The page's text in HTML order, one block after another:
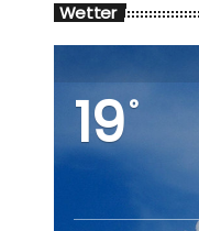
Wetter
19°